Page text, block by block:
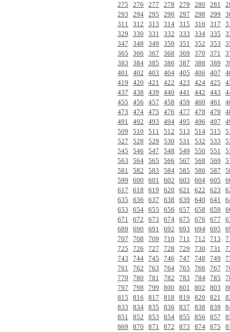
275 276 277 278 279 280 281
293
294 295 296 297 298 299
311
312 313 314 315 316 317
329
330 331 332 333 334 335
347
348 349 350 351 352 353
365
366 367 368 369 370 371
383
384 385 386 387 388 389
401
402 403 404 405 406 407
419
420 421 422 423 424 425
437
438 439 440 441 442 443
455
456 457 458 459 460 461
473
474 475 476 477 478 479
491
492 493 494 495 496 497
509
510 511 512 513 514 515
527
528 529 530 531 532 533
545
546 547 548 549 550 551
563
564 565 566 567 568 569
581
582 583 584 585 586 587
599
600 601 602 603 604 605
617
618 619 620 621 622 623
635
636 637 638 639 640 641
653
654 655 656 657 658 659
671
672 673 674 675 676 677
689
690 691 692 693 694 695
707
708 709 710 711 712 713
725
726 727 728 729 730 731
743
744 745 746 747 748 749
761
762 763 764 765 766 767
779
780 781 782 783 784 785
797
798 799 800 801 802 803
815
816 817 818 819 820 821
833
834 835 836 837 838 839
851
852 853 854 855 856 857
869
870 871 872 873 874 875